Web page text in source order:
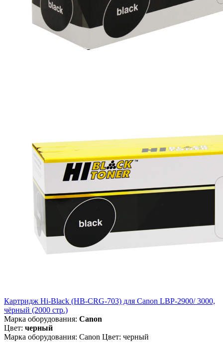
Картридж Hi-Black (HB-CRG-703) для Canon LBP-2900/ 3000,
чёрный (2000 стр.)
Марка оборудования: Canon
Цвет: черный
Марка оборудования: Canon Цвет: черный